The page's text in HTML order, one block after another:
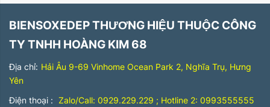
BIENSOXEDEP THƯƠNG HIỆU THUỘC CÔNG
TY TNHH HOÀNG KIM 68
Địa chỉ: Hải Âu 9-69 Vinhome Ocean Park 2, Nghĩa Trụ, Hưng
Yên
Điện thoại : Zalo/Call: 0929.229.229 ; Hotline 2: 0993555555